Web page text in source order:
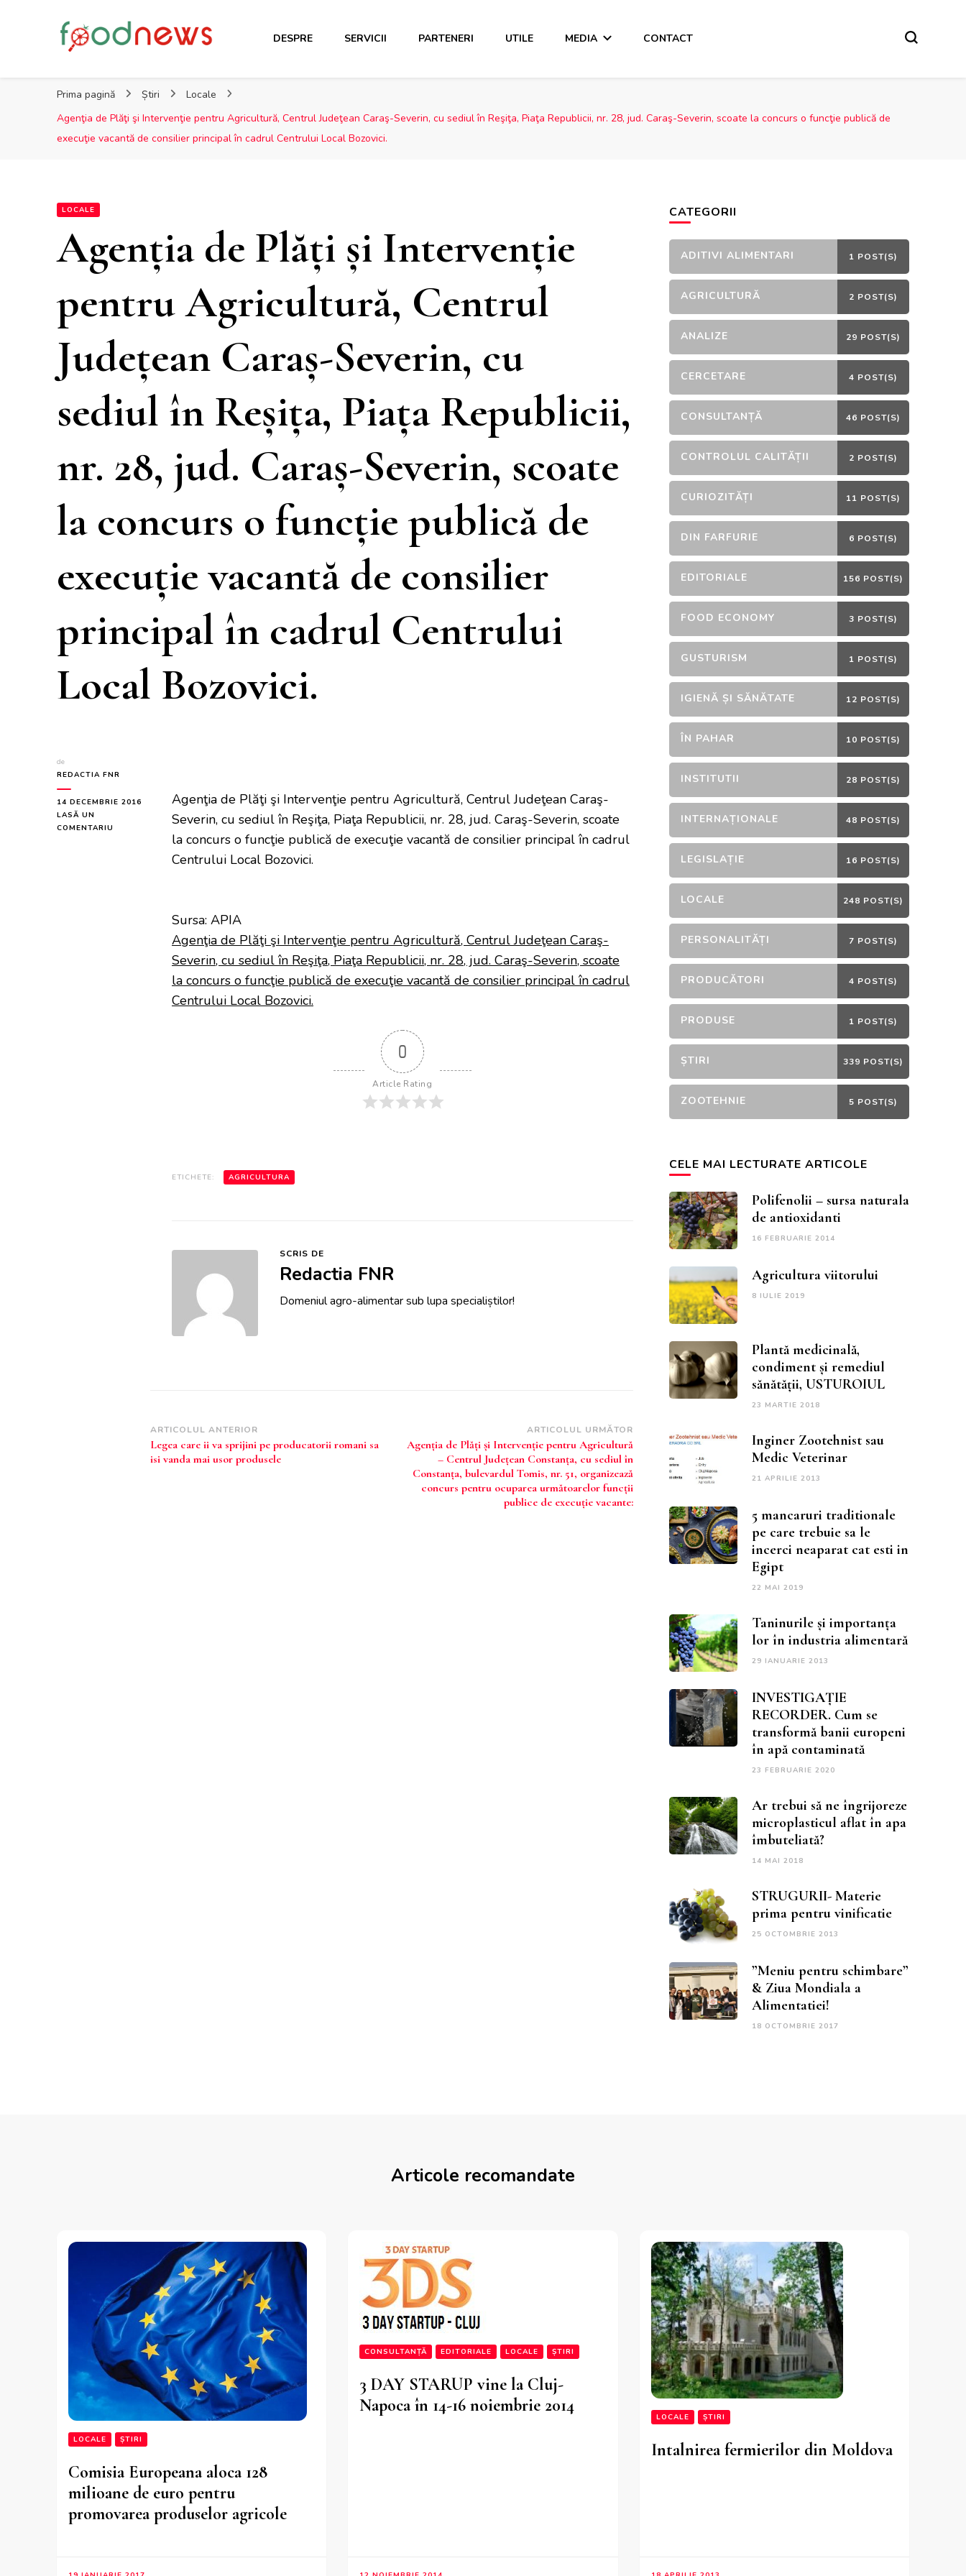
Foodnews.ro
DESPRE SERVICII PARTENERI UTILE MEDIA CONTACT
Prima pagină Știri
Locale
Agenţia de Plăţi şi Intervenţie pentru Agricultură, Centrul Judeţean Caraş-Severin, cu sediul în Reşiţa, Piaţa Republicii, nr. 28, jud. Caraş-Severin, scoate la concurs o funcţie publică de
execuţie vacantă de consilier principal în cadrul Centrului Local Bozovici.
LOCALE
Agenţia de Plăţi şi Intervenţie
pentru Agricultură, Centrul
Judeţean Caraş-Severin, cu
sediul în Reşiţa, Piaţa Republicii,
nr. 28, jud. Caraş-Severin, scoate
la concurs o funcţie publică de
execuţie vacantă de consilier
principal în cadrul Centrului
Local Bozovici.
de
REDACTIA FNR
14 DECEMBRIE 2016
LASĂ UN
COMENTARIU
AGRICULTURĂ,
Agenţia de Plăţi şi Intervenţie pentru Agricultură, Centrul Judeţean Caraş-
Severin, cu sediul în Reşiţa, Piaţa Republicii, nr. 28, jud. Caraş-Severin, scoate
la concurs o funcţie publică de execuţie vacantă de consilier principal în cadrul
Centrului Local Bozovici.
Sursa: APIA
Agenţia de Plăţi şi Intervenţie pentru Agricultură, Centrul Judeţean Caraş-
Severin, cu sediul în Reşiţa, Piaţa Republicii, nr. 28, jud. Caraş-Severin, scoate
la concurs o funcţie publică de execuţie vacantă de consilier principal în cadrul
Centrului Local Bozovici.
0
Article Rating
ETICHETE: AGRICULTURA
SCRIS DE
Redactia FNR
Domeniul agro-alimentar sub lupa specialiștilor!
Navigare
în
ARTICOLUL ANTERIOR
Legea care ii va sprijini pe producatorii romani sa
isi vanda mai usor produsele
ARTICOLUL URMĂTOR
Agenţia de Plăţi şi Intervenţie pentru Agricultură
– Centrul Judeţean Constanţa, cu sediul în
Constanţa, bulevardul Tomis, nr. 51, organizează
concurs pentru ocuparea următoarelor funcţii
publice de execuţie vacante:
CATEGORII
ADITIVI ALIMENTARI 1 POST(S)
AGRICULTURĂ 2 POST(S)
ANALIZE 29 POST(S)
CERCETARE 4 POST(S)
CONSULTANȚĂ 46 POST(S)
CONTROLUL CALITĂȚII 2 POST(S)
CURIOZITĂȚI 11 POST(S)
DIN FARFURIE 6 POST(S)
EDITORIALE 156 POST(S)
FOOD ECONOMY 3 POST(S)
GUSTURISM 1 POST(S)
IGIENĂ ȘI SĂNĂTATE 12 POST(S)
ÎN PAHAR 10 POST(S)
INSTITUTII 28 POST(S)
INTERNAȚIONALE 48 POST(S)
LEGISLAȚIE 16 POST(S)
LOCALE 248 POST(S)
PERSONALITĂȚI 7 POST(S)
PRODUCĂTORI 4 POST(S)
PRODUSE 1 POST(S)
ȘTIRI 339 POST(S)
ZOOTEHNIE 5 POST(S)
CELE MAI LECTURATE ARTICOLE
Polifenolii – sursa naturala
de antioxidanti
16 FEBRUARIE 2014
Agricultura viitorului
8 IULIE 2019
Plantă medicinală,
condiment și remediul
sănătății, USTUROIUL
23 MARTIE 2018
Inginer Zootehnist sau
Medic Veterinar
21 APRILIE 2013
5 mancaruri traditionale
pe care trebuie sa le
incerci neaparat cat esti in
Egipt
22 MAI 2019
Taninurile și importanța
lor în industria alimentară
29 IANUARIE 2013
INVESTIGAȚIE
RECORDER. Cum se
transformă banii europeni
în apă contaminată
23 FEBRUARIE 2020
Ar trebui să ne îngrijoreze
microplasticul aflat în apa
îmbuteliată?
14 MAI 2018
STRUGURII- Materie
prima pentru vinificatie
25 OCTOMBRIE 2013
”Meniu pentru schimbare”
& Ziua Mondiala a
Alimentatiei!
18 OCTOMBRIE 2017
Articole recomandate
LOCALE ȘTIRI
Comisia Europeana aloca 128
milioane de euro pentru
promovarea produselor agricole
CONSULTANȚĂ EDITORIALE LOCALE ȘTIRI
3 DAY STARUP vine la Cluj-
Napoca în 14-16 noiembrie 2014
LOCALE ȘTIRI
Intalnirea fermierilor din Moldova